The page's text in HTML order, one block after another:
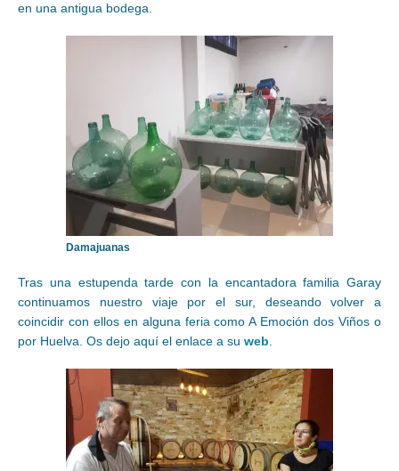
en una antigua bodega.
Damajuanas
Tras una estupenda tarde con la encantadora familia Garay
continuamos nuestro viaje por el sur, deseando volver a
coincidir con ellos en alguna feria como A Emoción dos Viños o
por Huelva. Os dejo aquí el enlace a su web.